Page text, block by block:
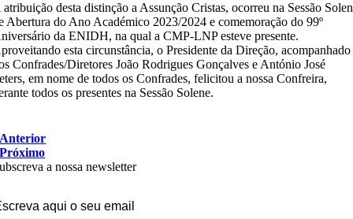
atribuição desta distinção a Assunção Cristas, ocorreu na Sessão
Abertura do Ano Académico 2023/2024 e comemoração do 99º
da ENIDH, na qual a CMP-LNP esteve presente.
esta circunstância, o Presidente da Direção, acompanhado
Confrades/Diretores João Rodrigues Gonçalves e António José
em nome de todos os Confrades, felicitou a nossa Confreira,
todos os presentes na Sessão Solene.
Anterior
Próximo
a nossa newsletter